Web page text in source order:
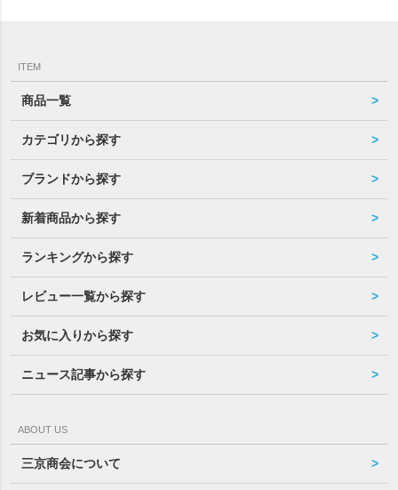
ITEM
商品一覧
カテゴリから探す
ブランドから探す
新着商品から探す
ランキングから探す
レビュー一覧から探す
お気に入りから探す
ニュース記事から探す
ABOUT US
三京商会について